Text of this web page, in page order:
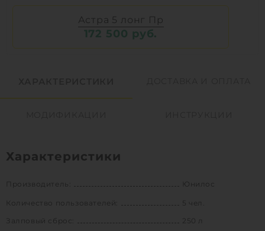
Астра 5 лонг Пр
172 500 руб.
Характеристики
Производитель: Юнилос
Количество пользователей:
5 чел.
Залповый сброс:
250 л